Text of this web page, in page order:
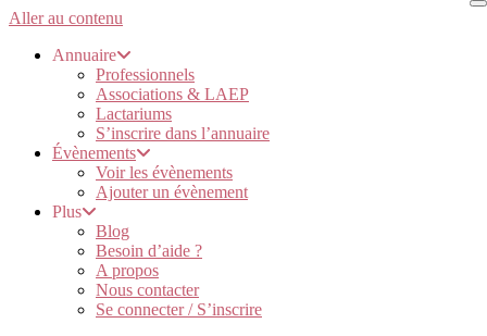
Aller au contenu
Annuaire
Professionnels
Associations & LAEP
Lactariums
S’inscrire dans l’annuaire
Évènements
Voir les évènements
Ajouter un évènement
Plus
Blog
Besoin d’aide ?
A propos
Nous contacter
Se connecter / S’inscrire